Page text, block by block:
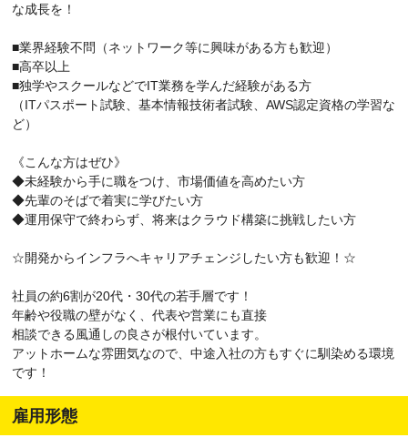
な成長を！
■業界経験不問（ネットワーク等に興味がある方も歓迎）
■高卒以上
■独学やスクールなどでIT業務を学んだ経験がある方
（ITパスポート試験、基本情報技術者試験、AWS認定資格の学習な
ど）
《こんな方はぜひ》
◆未経験から手に職をつけ、市場価値を高めたい方
◆先輩のそばで着実に学びたい方
◆運用保守で終わらず、将来はクラウド構築に挑戦したい方
☆開発からインフラへキャリアチェンジしたい方も歓迎！☆
社員の約6割が20代・30代の若手層です！
年齢や役職の壁がなく、代表や営業にも直接
相談できる風通しの良さが根付いています。
アットホームな雰囲気なので、中途入社の方もすぐに馴染める環境
です！
雇用形態